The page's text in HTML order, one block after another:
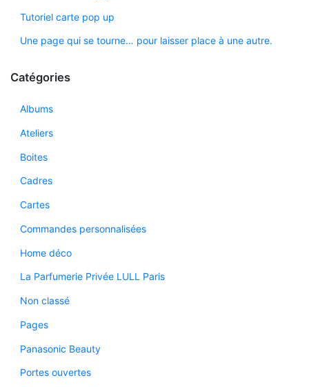
Tutoriel carte pop up
Une page qui se tourne… pour laisser place à une autre.
Catégories
Albums
Ateliers
Boites
Cadres
Cartes
Commandes personnalisées
Home déco
La Parfumerie Privée LULL Paris
Non classé
Pages
Panasonic Beauty
Portes ouvertes